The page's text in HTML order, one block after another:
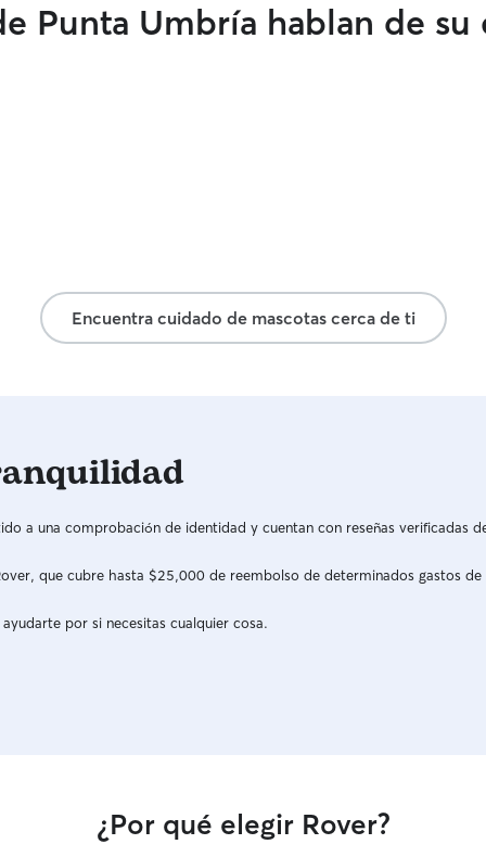
Punta Umbría hablan de su
Encuentra cuidado de mascotas cerca de ti
a una comprobación de identidad y cuentan con reseñas verificadas
que cubre hasta $25,000 de reembolso de determinados gastos de
por si necesitas cualquier cosa.
¿Por qué elegir Rover?